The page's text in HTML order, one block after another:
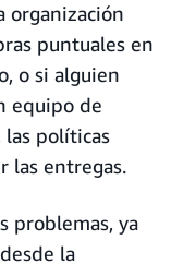
organización
puntuales en
o si alguien
equipo de
políticas
las entregas.
problemas, ya
la